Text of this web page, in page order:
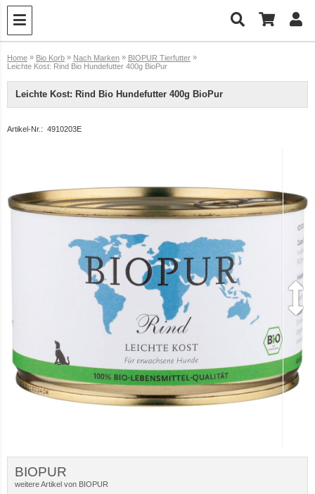
Home » Bio Korb » Nach Marken » BIOPUR Tierfutter »
Leichte Kost: Rind Bio Hundefutter 400g BioPur
Leichte Kost: Rind Bio Hundefutter 400g BioPur
Artikel-Nr.: 4910203E
BIOPUR
weitere Artikel von BIOPUR